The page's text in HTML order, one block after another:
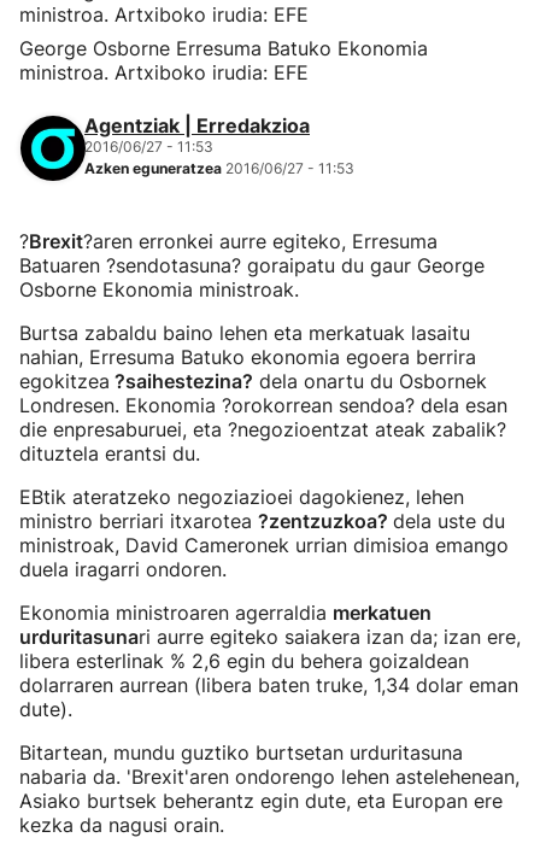
George Osborne Erresuma Batuko Ekonomia
ministroa. Artxiboko irudia: EFE
Agentziak | Erredakzioa
2016/06/27 - 11:53
Azken eguneratzea 2016/06/27 - 11:53
?Brexit?aren erronkei aurre egiteko, Erresuma
Batuaren ?sendotasuna? goraipatu du gaur George
Osborne Ekonomia ministroak.
Burtsa zabaldu baino lehen eta merkatuak lasaitu
nahian, Erresuma Batuko ekonomia egoera berrira
egokitzea ?saihestezina? dela onartu du Osbornek
Londresen. Ekonomia ?orokorrean sendoa? dela esan
die enpresaburuei, eta ?negozioentzat ateak zabalik?
dituztela erantsi du.
EBtik ateratzeko negoziazioei dagokienez, lehen
ministro berriari itxarotea ?zentzuzkoa? dela uste du
ministroak, David Cameronek urrian dimisioa emango
duela iragarri ondoren.
Ekonomia ministroaren agerraldia merkatuen
urduritasunari aurre egiteko saiakera izan da; izan ere,
libera esterlinak % 2,6 egin du behera goizaldean
dolarraren aurrean (libera baten truke, 1,34 dolar eman
dute).
Bitartean, mundu guztiko burtsetan urduritasuna
nabaria da. 'Brexit'aren ondorengo lehen astelehenean,
Asiako burtsek beherantz egin dute, eta Europan ere
kezka da nagusi orain.